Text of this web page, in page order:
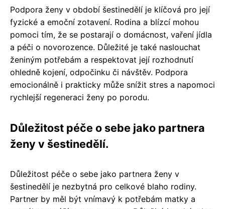
Podpora ženy v období šestinedělí je klíčová pro její
fyzické a emoční zotavení. Rodina a blízcí mohou
pomoci tím, že se postarají o domácnost, vaření jídla
a péči o novorozence. Důležité je také naslouchat
ženiným potřebám a respektovat její rozhodnutí
ohledně kojení, odpočinku či návštěv. Podpora
emocionálně i prakticky může snížit stres a napomoci
rychlejší regeneraci ženy po porodu.
Důležitost péče o sebe jako partnera
ženy v šestinedělí.
Důležitost péče o sebe jako partnera ženy v
šestinedělí je nezbytná pro celkové blaho rodiny.
Partner by měl být vnímavý k potřebám matky a